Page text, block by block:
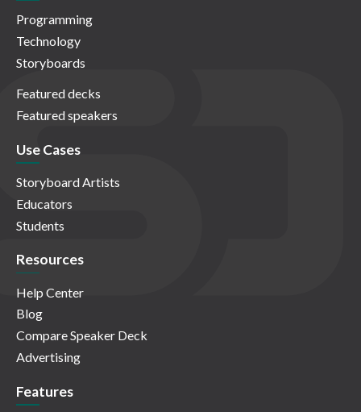
Programming
Technology
Storyboards
Featured decks
Featured speakers
Use Cases
Storyboard Artists
Educators
Students
Resources
Help Center
Blog
Compare Speaker Deck
Advertising
Features